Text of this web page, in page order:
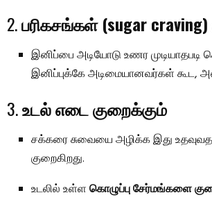
2.பரிகசங்கள் (sugar
இனிப்பை அடியோடு உணர முடியாதபடி
இனிப்புக்கே அடிமையானவர்கள் கூட,
3.உடல் எடை குறைக்கும்
சக்கரை சுவையை அழிக்க இது
குறைகிறது.
உடலில் உள்ளகொழுப்பு சேர்மங்களை